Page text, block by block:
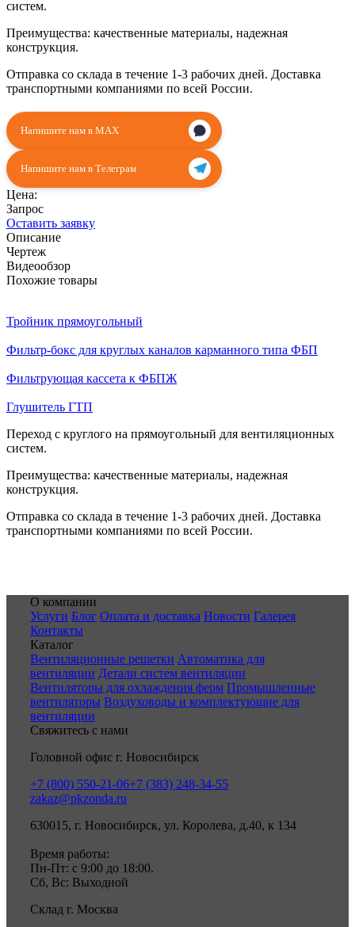
систем.
Преимущества: качественные материалы, надежная
конструкция.
Отправка со склада в течение 1-3 рабочих дней. Доставка
транспортными компаниями по всей России.
Напишите нам в MAX
Напишите нам в Телеграм
Цена:
Запрос
Оставить заявку
Описание
Чертеж
Видеообзор
Похожие товары
Тройник прямоугольный
Фильтр-бокс для круглых каналов карманного типа ФБП
Фильтрующая кассета к ФБПЖ
Глушитель ГТП
Переход с круглого на прямоугольный для вентиляционных
систем.
Преимущества: качественные материалы, надежная
конструкция.
Отправка со склада в течение 1-3 рабочих дней. Доставка
транспортными компаниями по всей России.
О компании
Услуги Блог Оплата и доставка Новости Галерея
Контакты
Каталог
Вентиляционные решетки Автоматика для
вентиляции Детали систем вентиляции
Вентиляторы для охлаждения ферм Промышленные
вентиляторы Воздуховоды и комплектующие для
вентиляции
Свяжитесь с нами
Головной офис г. Новосибирск
+7 (800) 550-21-06+7 (383) 248-34-55
zakaz@pkzonda.ru
630015, г. Новосибирск, ул. Королева, д.40, к 134
Время работы:
Пн-Пт: с 9:00 до 18:00.
Сб, Вс: Выходной
Склад г. Москва